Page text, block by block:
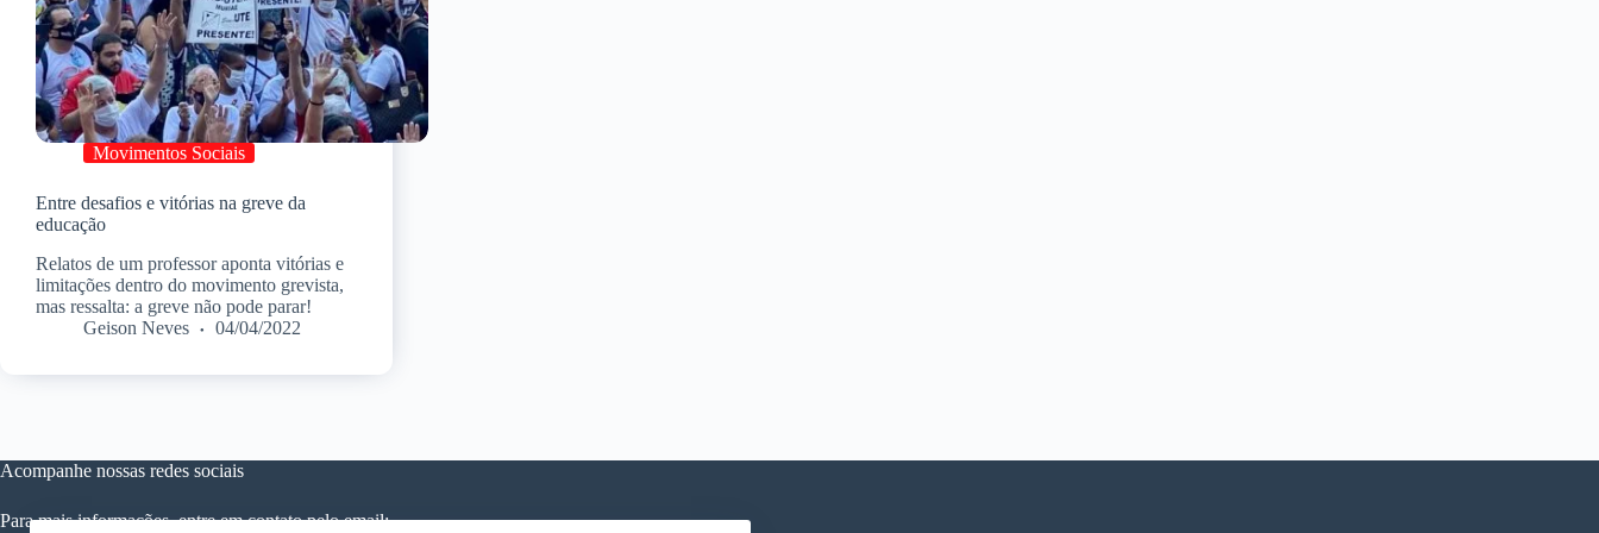
Movimentos Sociais
Entre desafios e vitórias na greve da
educação
Relatos de um professor aponta vitórias e
limitações dentro do movimento grevista,
mas ressalta: a greve não pode parar!
Geison Neves
04/04/2022
Acompanhe nossas redes sociais
Para mais informações, entre em contato pelo email: